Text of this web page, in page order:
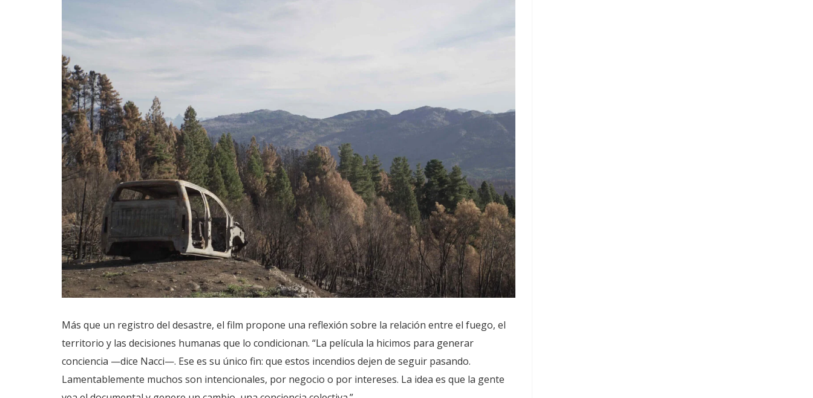
Más que un registro del desastre, el film propone una reflexión sobre la relación entre el fuego, el
territorio y las decisiones humanas que lo condicionan. “La película la hicimos para generar
conciencia —dice Nacci—. Ese es su único fin: que estos incendios dejen de seguir pasando.
Lamentablemente muchos son intencionales, por negocio o por intereses. La idea es que la gente